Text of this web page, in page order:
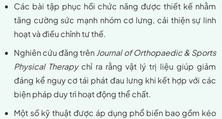
Các bài tập phục hồi chức năng được thiết kế nhằm
tăng cường sức mạnh nhóm cơ lưng, cải thiện sự linh
hoạt và điều chỉnh tư thế.
Nghiên cứu đăng trên Journal of Orthopaedic & Sports
Physical Therapychỉ ra rằng vật lý trị liệu giúp giảm
đáng kể nguy cơ tái phát đau lưng khi kết hợp với các
biện pháp duy trì hoạt động thể chất.
Một số kỹ thuật được áp dụng phổ biến bao gồm kéo